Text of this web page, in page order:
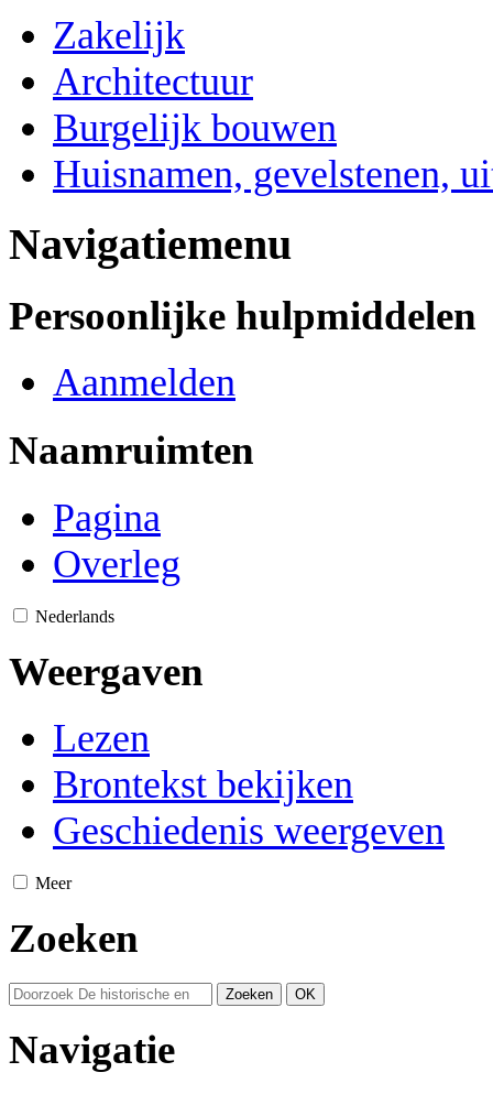
Zakelijk
Architectuur
Burgelijk bouwen
Huisnamen, gevelstenen,
Navigatiemenu
Persoonlijke hulpmiddelen
Aanmelden
Naamruimten
Pagina
Overleg
Nederlands
Weergaven
Lezen
Brontekst bekijken
Geschiedenis weergeven
Meer
Zoeken
Navigatie